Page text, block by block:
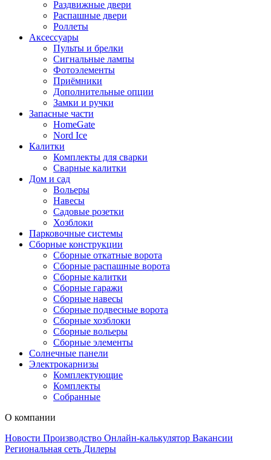
Раздвижные двери
Распашные двери
Роллеты
Аксессуары
Пульты и брелки
Сигнальные лампы
Фотоэлементы
Приёмники
Дополнительные опции
Замки и ручки
Запасные части
HomeGate
Nord Ice
Калитки
Комплекты для сварки
Сварные калитки
Дом и сад
Вольеры
Навесы
Садовые розетки
Хозблоки
Парковочные системы
Сборные конструкции
Сборные откатные ворота
Сборные распашные ворота
Сборные калитки
Сборные гаражи
Сборные навесы
Сборные подвесные ворота
Сборные хозблоки
Сборные вольеры
Сборные элементы
Солнечные панели
Электрокарнизы
Комплектующие
Комплекты
Собранные
О компании
Новости Производство Онлайн-калькулятор Вакансии
Региональная сеть Дилеры